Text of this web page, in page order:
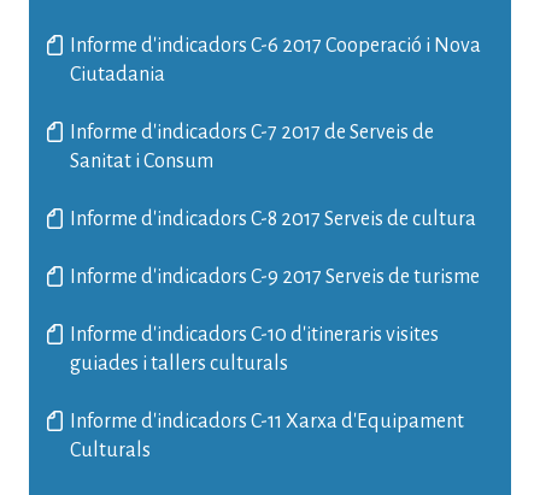
Informe d'indicadors C-6 2017 Cooperació i Nova
Ciutadania
Informe d'indicadors C-7 2017 de Serveis de
Sanitat i Consum
Informe d'indicadors C-8 2017 Serveis de cultura
Informe d'indicadors C-9 2017 Serveis de turisme
Informe d'indicadors C-10 d'itineraris visites
guiades i tallers culturals
Informe d'indicadors C-11 Xarxa d'Equipament
Culturals